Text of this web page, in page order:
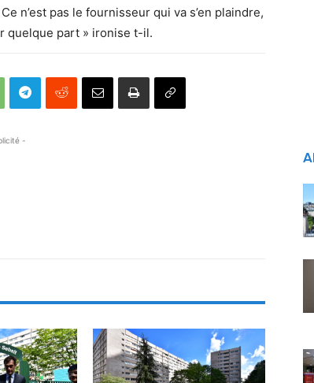
n’est pas le fournisseur qui va s’en plaindre,
quelque part » ironise t-il.
-